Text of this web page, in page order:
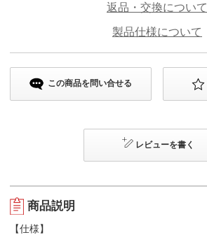
返品・交換について
製品仕様について
この商品を問い合せる
レビューを書く
商品説明
【仕様】